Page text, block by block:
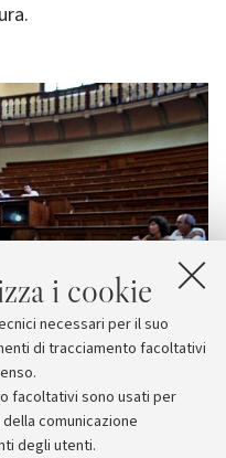
i cookie
necessari per il suo
di tracciamento facoltativi
facoltativi sono usati per
comunicazione
degli utenti.